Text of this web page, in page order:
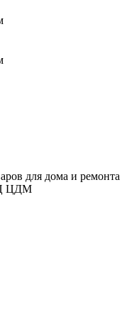
для дома и ремонта
ЦДМ